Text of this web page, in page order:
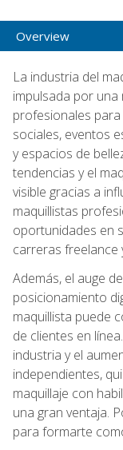
Overview
La industria del
impulsada por
profesionales
sociales, eventos
y espacios de
tendencias y el
visible gracias a
maquillistas
oportunidades en
carreras freelance
Además, el auge
posicionamiento
maquillista puede
de clientes en
industria y el
independientes,
maquillaje con
una gran ventaja.
para formarte